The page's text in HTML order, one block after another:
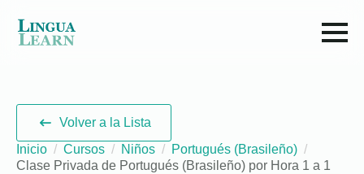
Volver a la Lista
Inicio
Cursos Niños
Portugués (Brasileño)
Clase Privada de Portugués (Brasileño) por Hora 1 a 1